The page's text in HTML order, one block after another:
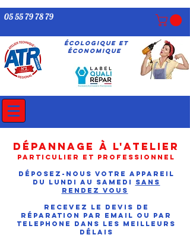
05 55 79 78 79
écologique ET
économique
Dépannage à l'atelier
particulier et professionnel
Déposez-nous votre appareil
Du lundi au samedi
sans
rendez vous
RECEVEZ le devis de
réparation PAR EMAIL OU PAR
TELEPHONE dans les meilleurs
délais